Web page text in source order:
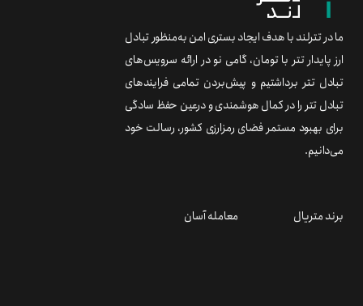
ما در تترلند با هدف ایجاد بستری امن به‌منظور تبادل
ارز پایدار تتر با تومان، گامی نو در ارائه سرویس‌های
تبادل تتر برداشتیم و پیش‌بردن تمامی فرایندهای
تبادل تتر را در کمال هوشمندی و درعین حفظ سادگی
برای بهبود مستمر فضای رمزارزی کشور، رسالت خود
می‌دانیم.
برند متریال معامله آسان